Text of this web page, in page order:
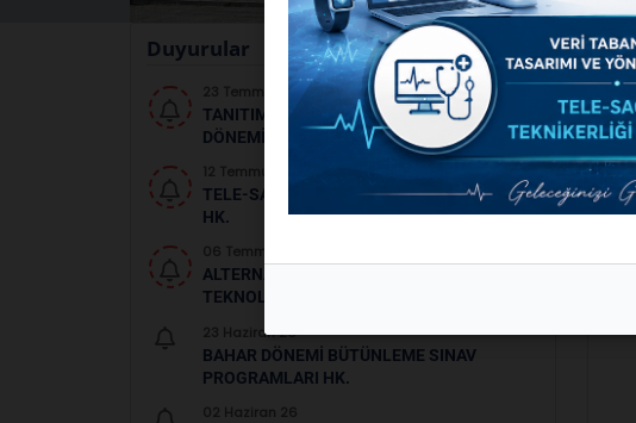
Duyurular
23 Temmuz 26
TANITIM VIDEOLARIMIZ - 2026 TERCIH
DÖNEMI
TELE-SAĞLIK TEKNIKERLIĞI PROGRAMI
HK.
ALTERNATIF ENERJI KAYNAKLARI
TEKNOLOJISI PROGRAMI HK.
23 Haziran 26
BAHAR DÖNEMI BÜTÜNLEME SINAV
PROGRAMLARI HK.